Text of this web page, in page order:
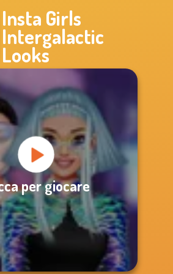
Insta Girls
Intergalactic
Looks
per giocare